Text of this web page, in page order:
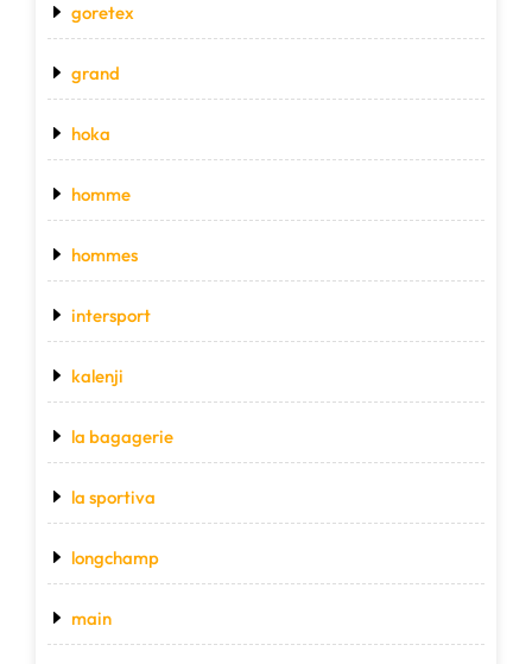
goretex
grand
hoka
homme
hommes
intersport
kalenji
la bagagerie
la sportiva
longchamp
main